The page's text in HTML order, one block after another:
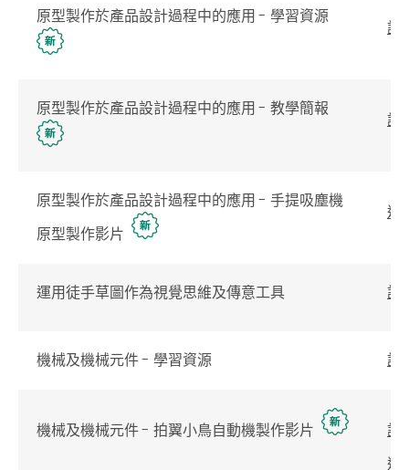
原型製作於產品設計過程中的應用 - 學習資源
詳
原型製作於產品設計過程中的應用 - 教學簡報
詳
原型製作於產品設計過程中的應用 - 手提吸塵機
原型製作影片
連
運用徒手草圖作為視覺思維及傳意工具 詳
機械及機械元件 - 學習資源 詳
機械及機械元件 - 拍翼小鳥自動機製作影片
詳
連